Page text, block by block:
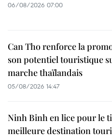
06/08/2026 07:00
Can Tho renforce la
son potentiel touristique
marche thaïlandais
05/08/2026 14:47
Ninh Binh en lice pour le
meilleure destination